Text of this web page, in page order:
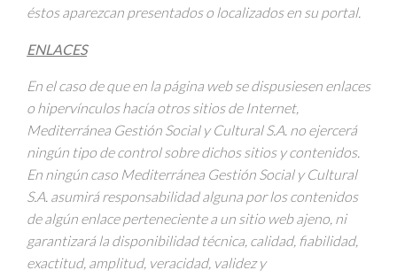
éstos aparezcan presentados o localizados en su portal.
ENLACES
En el caso de que en la página web se dispusiesen enlaces
o hipervínculos hacía otros sitios de Internet,
Mediterránea Gestión Social y Cultural S.A. no ejercerá
ningún tipo de control sobre dichos sitios y contenidos.
En ningún caso Mediterránea Gestión Social y Cultural
S.A. asumirá responsabilidad alguna por los contenidos
de algún enlace perteneciente a un sitio web ajeno, ni
garantizará la disponibilidad técnica, calidad, fiabilidad,
exactitud, amplitud, veracidad, validez y